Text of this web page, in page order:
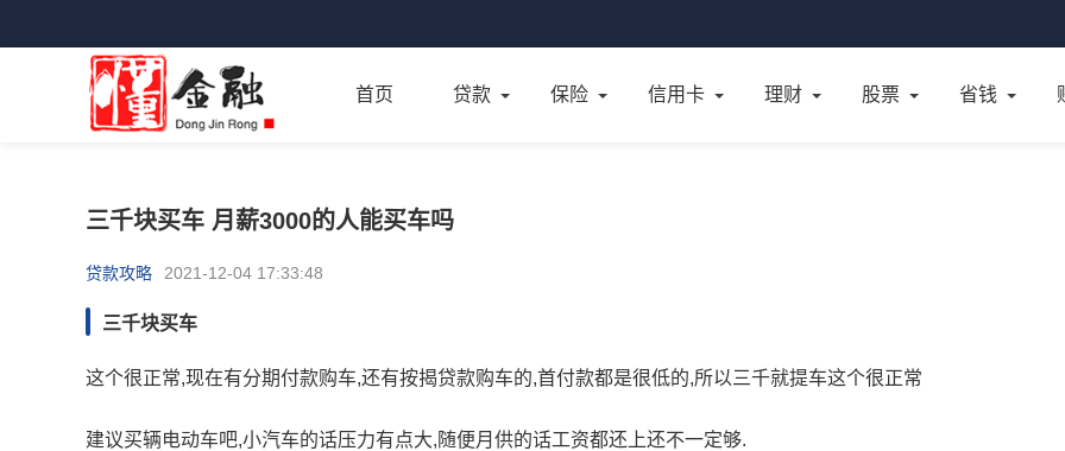
首页 贷款 保险 信用卡 理财 股票 省钱
三千块买车 月薪3000的人能买车吗
贷款攻略 2021-12-04 17:33:48
三千块买车
这个很正常,现在有分期付款购车,还有按揭贷款购车的,首付款都是很低的,所以三千就提车这个很正常
建议买辆电动车吧,小汽车的话压力有点大,随便月供的话工资都还上还不一定够.